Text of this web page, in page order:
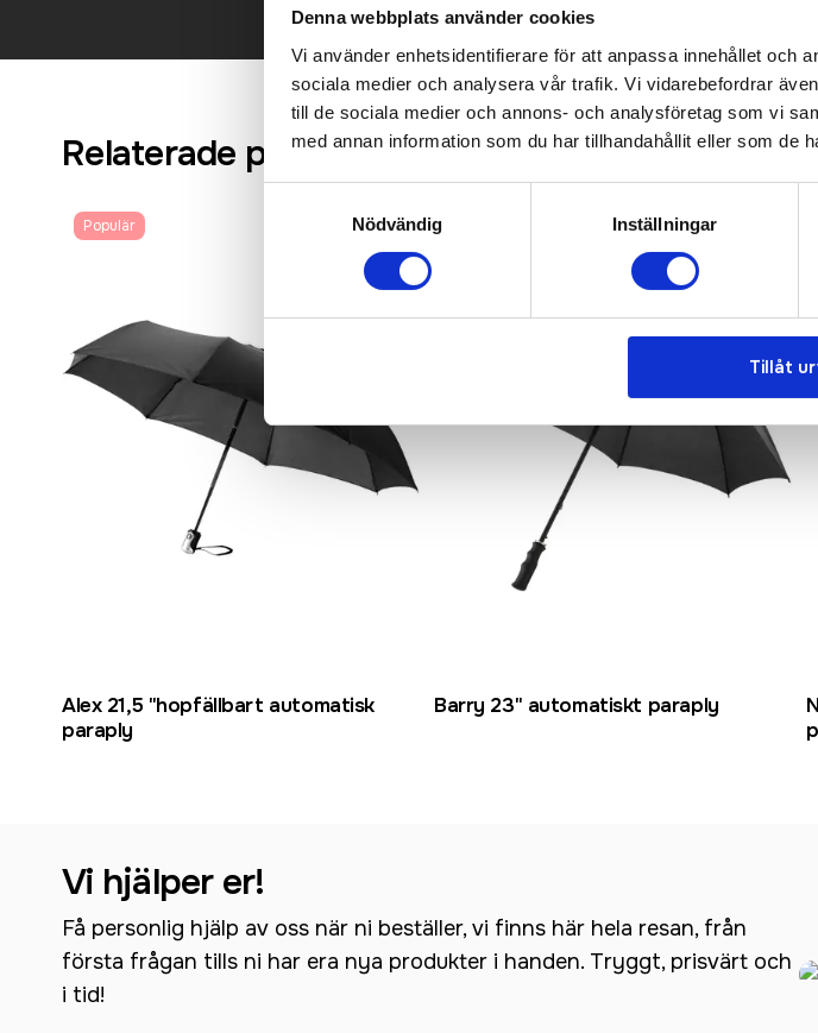
Denna webbplats använder cookies
Vi använder enhetsidentifierare för att anpassa innehållet och
sociala medier och analysera vår trafik. Vi vidarebefordrar
till de sociala medier och annons- och analysföretag som vi
med annan information som du har tillhandahållit eller som de
Nödvändig
Inställningar
Tillåt
Relaterade produkter
Populär
Alex 21,5 "hopfällbart automatisk
paraply
Barry 23" automatiskt paraply
Vi hjälper er!
Få personlig hjälp av oss när ni beställer, vi finns här hela resan, från
första frågan tills ni har era nya produkter i handen. Tryggt, prisvärt och
i tid!